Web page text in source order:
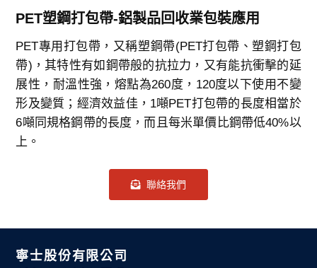
PET塑鋼打包帶-鋁製品回收業包裝應用
PET專用打包帶，又稱塑鋼帶(PET打包帶、塑鋼打包
帶)，其特性有如鋼帶般的抗拉力，又有能抗衝擊的延
展性，耐溫性強，熔點為260度，120度以下使用不變
形及變質；經濟效益佳，1噸PET打包帶的長度相當於
6噸同規格鋼帶的長度，而且每米單價比鋼帶低40%以
上。
聯絡我們
寧士股份有限公司